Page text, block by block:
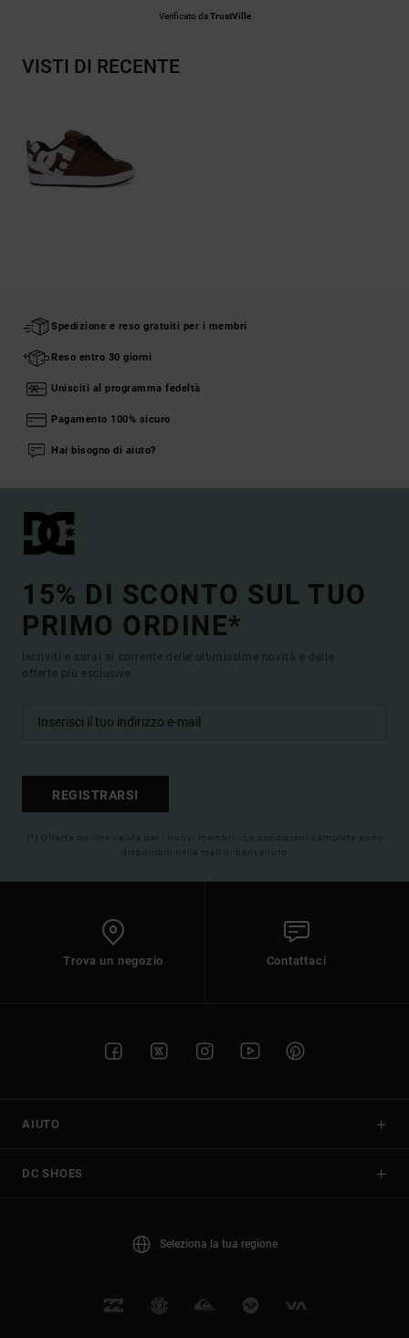
Verificato daTrustVille
VISTI DI RECENTE
Spedizione e reso gratuiti per i membri
Reso entro 30 giorni
Unisciti al programma fedeltà
Pagamento 100% sicuro
Hai bisogno di aiuto?
15% DI SCONTO SUL TUO
PRIMO ORDINE*
Iscriviti e sarai al corrente delle ultimissime novità e delle
offerte più esclusive.
REGISTRARSI
(*) Offerta on-line valida per i nuovi membri - Le condizioni complete sono
disponibili nella mail di benvenuto
Trova un negozio Contattaci
AIUTO
DC SHOES
Seleziona la tua regione